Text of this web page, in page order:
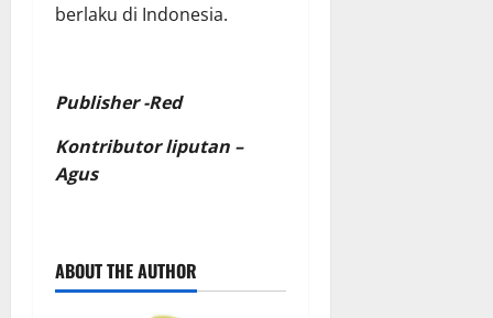
berlaku di Indonesia.
Publisher -Red
Kontributor liputan –
Agus
ABOUT THE AUTHOR